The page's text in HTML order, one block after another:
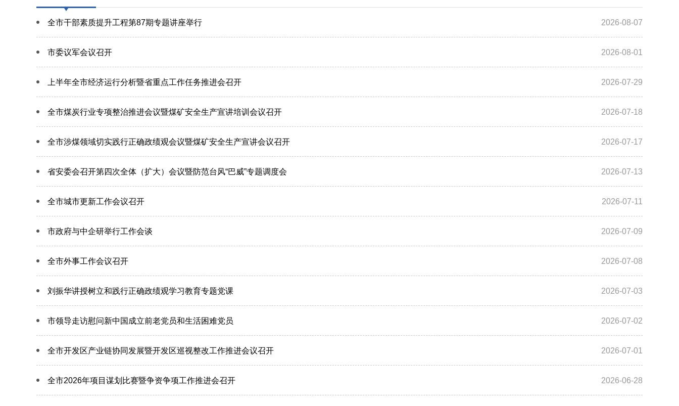
2026-08-07
全市干部素质提升工程第87期专题讲座举行
2026-08-01
市委议军会议召开
2026-07-29
上半年全市经济运行分析暨省重点工作任务推进会召开
2026-07-18
全市煤炭行业专项整治推进会议暨煤矿安全生产宣讲培训会议召开
2026-07-17
全市涉煤领域切实践行正确政绩观会议暨煤矿安全生产宣讲会议召开
2026-07-13
省安委会召开第四次全体（扩大）会议暨防范台风“巴威”专题调度会
2026-07-11
全市城市更新工作会议召开
2026-07-09
市政府与中企研举行工作会谈
2026-07-08
全市外事工作会议召开
2026-07-03
刘振华讲授树立和践行正确政绩观学习教育专题党课
2026-07-02
市领导走访慰问新中国成立前老党员和生活困难党员
2026-07-01
全市开发区产业链协同发展暨开发区巡视整改工作推进会议召开
2026-06-28
全市2026年项目谋划比赛暨争资争项工作推进会召开